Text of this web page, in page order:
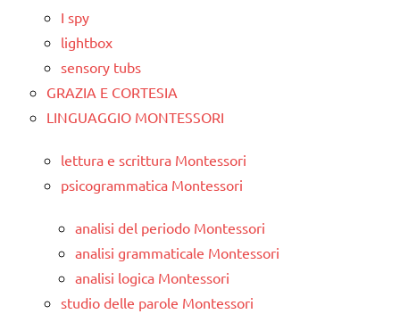
I spy
lightbox
sensory tubs
GRAZIA E CORTESIA
LINGUAGGIO MONTESSORI
lettura e scrittura Montessori
psicogrammatica Montessori
analisi del periodo Montessori
analisi grammaticale Montessori
analisi logica Montessori
studio delle parole Montessori